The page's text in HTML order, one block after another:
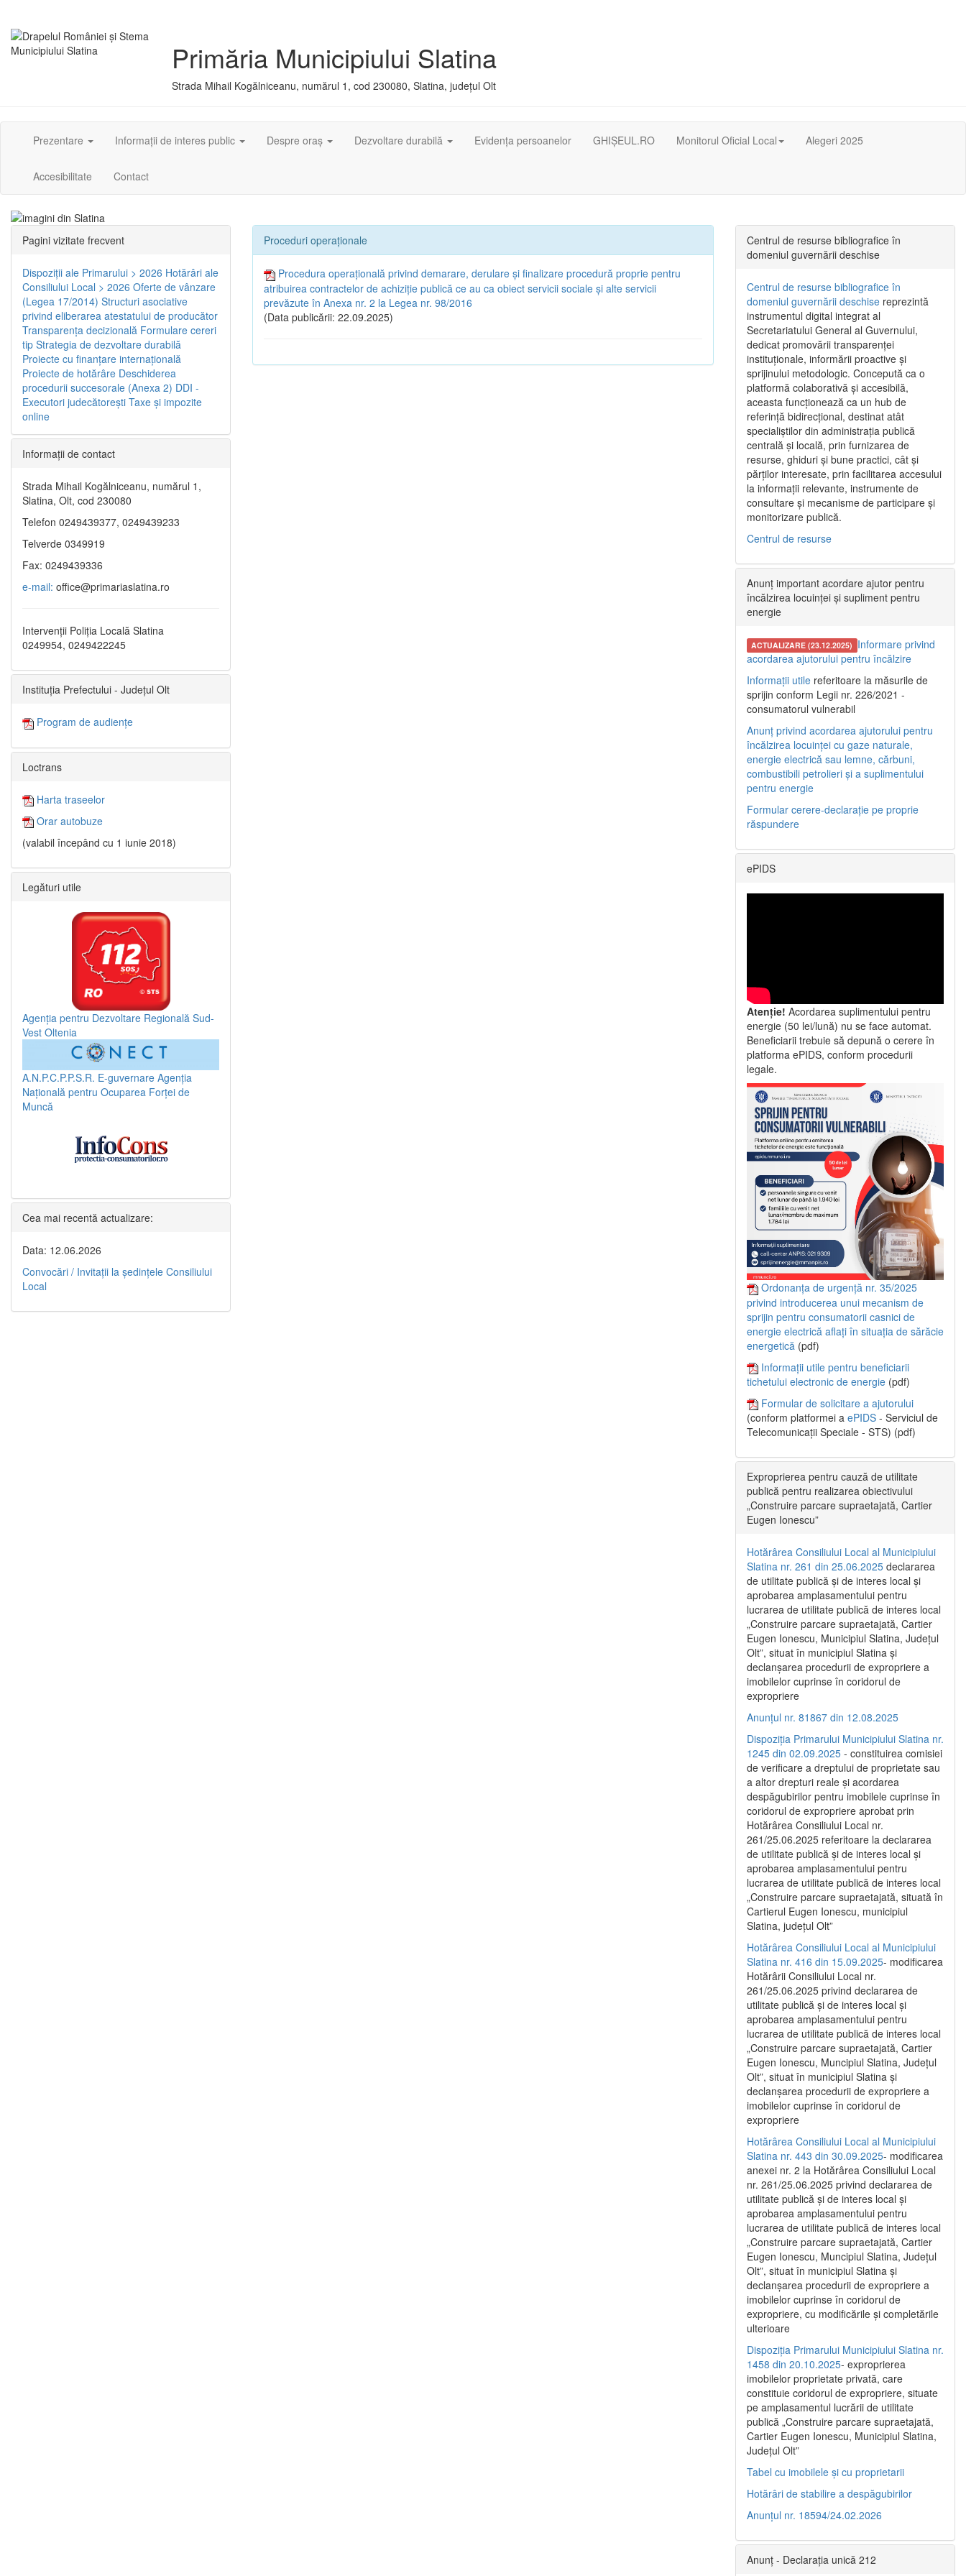
Primăria Municipiului Slatina
Strada Mihail Kogălniceanu, numărul 1, cod 230080, Slatina, județul Olt
Prezentare Informații de interes public Despre oraș Dezvoltare durabilă Evidența persoanelor GHIȘEUL.RO Monitorul Oficial Local Alegeri 2025
Accesibilitate Contact
Proceduri operaționale
Procedura operațională privind demarare, derulare și finalizare procedură proprie pentru
atribuirea contractelor de achiziție publică ce au ca obiect servicii sociale și alte servicii
prevăzute în Anexa nr. 2 la Legea nr. 98/2016
(Data publicării: 22.09.2025)
Pagini vizitate frecvent
Dispoziţii ale Primarului > 2026 Hotărâri ale
Consiliului Local > 2026 Oferte de vânzare
(Legea 17/2014) Structuri asociative
privind eliberarea atestatului de producător
Transparenţa decizională Formulare cereri
tip Strategia de dezvoltare durabilă
Proiecte cu finanţare internaţională
Proiecte de hotărâre Deschiderea
procedurii succesorale (Anexa 2) DDI -
Executori judecătorești Taxe şi impozite
online
Informaţii de contact
Strada Mihail Kogălniceanu, numărul 1,
Slatina, Olt, cod 230080
Telefon 0249439377, 0249439233
Telverde 0349919
Fax: 0249439336
e-mail: office@primariaslatina.ro
Intervenții Poliția Locală Slatina
0249954, 0249422245
Instituția Prefectului - Județul Olt
Program de audiențe
Loctrans
Harta traseelor
Orar autobuze
(valabil începând cu 1 iunie 2018)
Legături utile
Agenția pentru Dezvoltare Regională Sud-
Vest Oltenia
A.N.P.C.P.P.S.R. E-guvernare Agenția
Națională pentru Ocuparea Forței de
Muncă
Cea mai recentă actualizare:
Data: 12.06.2026
Convocări / Invitaţii la şedinţele Consiliului
Local
Centrul de resurse bibliografice în
domeniul guvernării deschise
Centrul de resurse bibliografice în
domeniul guvernării deschise reprezintă
instrumentul digital integrat al
Secretariatului General al Guvernului,
dedicat promovării transparenței
instituționale, informării proactive și
sprijinului metodologic. Concepută ca o
platformă colaborativă și accesibilă,
aceasta funcționează ca un hub de
referință bidirecțional, destinat atât
specialiștilor din administrația publică
centrală și locală, prin furnizarea de
resurse, ghiduri și bune practici, cât și
părților interesate, prin facilitarea accesului
la informații relevante, instrumente de
consultare și mecanisme de participare și
monitorizare publică.
Centrul de resurse
Anunț important acordare ajutor pentru
încălzirea locuinței și supliment pentru
energie
ACTUALIZARE (23.12.2025) Informare privind
acordarea ajutorului pentru încălzire
Informații utile referitoare la măsurile de
sprijin conform Legii nr. 226/2021 -
consumatorul vulnerabil
Anunț privind acordarea ajutorului pentru
încălzirea locuinței cu gaze naturale,
energie electrică sau lemne, cărbuni,
combustibili petrolieri și a suplimentului
pentru energie
Formular cerere-declarație pe proprie
răspundere
ePIDS
Atenție! Acordarea suplimentului pentru
energie (50 lei/lună) nu se face automat.
Beneficiarii trebuie să depună o cerere în
platforma ePIDS, conform procedurii
legale.
Ordonanța de urgență nr. 35/2025
privind introducerea unui mecanism de
sprijin pentru consumatorii casnici de
energie electrică aflați în situația de sărăcie
energetică (pdf)
Informații utile pentru beneficiarii
tichetului electronic de energie (pdf)
Formular de solicitare a ajutorului
(conform platformei a ePIDS - Serviciul de
Telecomunicații Speciale - STS) (pdf)
Exproprierea pentru cauză de utilitate
publică pentru realizarea obiectivului
„Construire parcare supraetajată, Cartier
Eugen Ionescu”
Hotărârea Consiliului Local al Municipiului
Slatina nr. 261 din 25.06.2025 declararea
de utilitate publică și de interes local și
aprobarea amplasamentului pentru
lucrarea de utilitate publică de interes local
„Construire parcare supraetajată, Cartier
Eugen Ionescu, Municipiul Slatina, Județul
Olt”, situat în municipiul Slatina și
declanșarea procedurii de expropriere a
imobilelor cuprinse în coridorul de
expropriere
Anunțul nr. 81867 din 12.08.2025
Dispoziția Primarului Municipiului Slatina nr.
1245 din 02.09.2025 - constituirea comisiei
de verificare a dreptului de proprietate sau
a altor drepturi reale și acordarea
despăgubirilor pentru imobilele cuprinse în
coridorul de expropriere aprobat prin
Hotărârea Consiliului Local nr.
261/25.06.2025 referitoare la declararea
de utilitate publică și de interes local și
aprobarea amplasamentului pentru
lucrarea de utilitate publică de interes local
„Construire parcare supraetajată, situată în
Cartierul Eugen Ionescu, municipiul
Slatina, județul Olt”
Hotărârea Consiliului Local al Municipiului
Slatina nr. 416 din 15.09.2025- modificarea
Hotărârii Consiliului Local nr.
261/25.06.2025 privind declararea de
utilitate publică și de interes local și
aprobarea amplasamentului pentru
lucrarea de utilitate publică de interes local
„Construire parcare supraetajată, Cartier
Eugen Ionescu, Muncipiul Slatina, Județul
Olt”, situat în municipiul Slatina și
declanșarea procedurii de expropriere a
imobilelor cuprinse în coridorul de
expropriere
Hotărârea Consiliului Local al Municipiului
Slatina nr. 443 din 30.09.2025- modificarea
anexei nr. 2 la Hotărârea Consiliului Local
nr. 261/25.06.2025 privind declararea de
utilitate publică şi de interes local şi
aprobarea amplasamentului pentru
lucrarea de utilitate publică de interes local
„Construire parcare supraetajată, Cartier
Eugen Ionescu, Muncipiul Slatina, Judeţul
Olt”, situat în municipiul Slatina şi
declanşarea procedurii de expropriere a
imobilelor cuprinse în coridorul de
expropriere, cu modificările şi completările
ulterioare
Dispoziția Primarului Municipiului Slatina nr.
1458 din 20.10.2025- exproprierea
imobilelor proprietate privată, care
constituie coridorul de expropriere, situate
pe amplasamentul lucrării de utilitate
publică „Construire parcare supraetajată,
Cartier Eugen Ionescu, Municipiul Slatina,
Județul Olt”
Tabel cu imobilele și cu proprietarii
Hotărâri de stabilire a despăgubirilor
Anunțul nr. 18594/24.02.2026
Anunț - Declarația unică 212